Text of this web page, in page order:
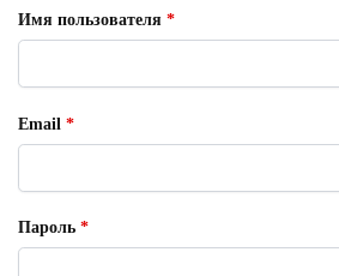
Имя пользователя *
Email *
Пароль *